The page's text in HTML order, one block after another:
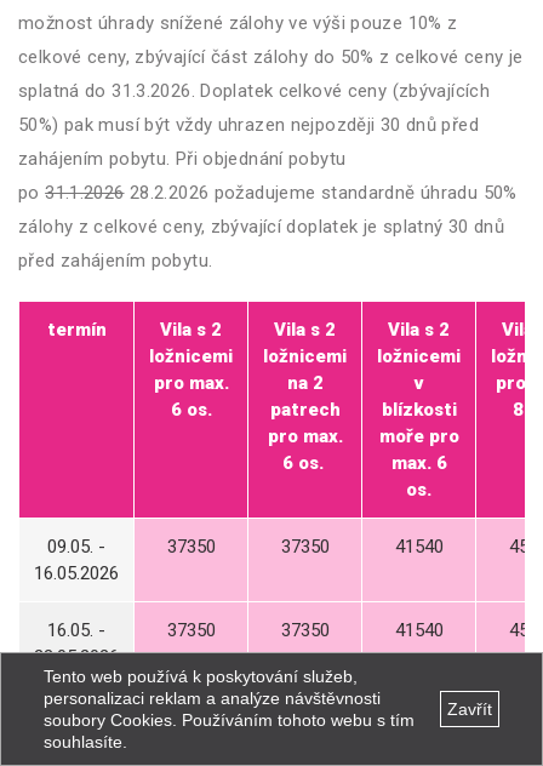
Tento web používá k poskytování služeb,
personalizaci reklam a analýze návštěvnosti
soubory Cookies. Používáním tohoto webu s tím
souhlasíte.
Zavřít
možnost úhrady snížené zálohy ve výši pouze 10% z
celkové ceny, zbývající část zálohy do 50% z celkové ceny je
splatná do 31.3.2026. Doplatek celkové ceny (zbývajících
50%) pak musí být vždy uhrazen nejpozději 30 dnů před
zahájením pobytu. Při objednání pobytu
po31.1.202628.2.2026 požadujeme standardně úhradu 50%
zálohy z celkové ceny, zbývající doplatek je splatný 30 dnů
před zahájením pobytu.
termín
Vila s 2
ložnicemi
pro max.
6 os.
Vila s 2
ložnicemi
na 2
patrech
pro max.
6 os.
Vila s 2
ložnicemi
v
blízkosti
moře pro
max. 6
os.
Vila
pro
8
09.05. -
16.05.2026
37350 37350 41540
16.05. -
23.05.2026
37350 37350 41540
23.05. -
30.05.2026
43290 43290 47950